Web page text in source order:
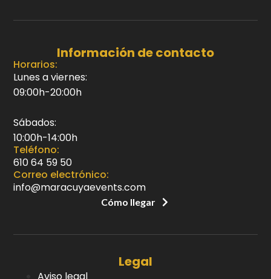
Información de contacto
Horarios:
Lunes a viernes:
09:00h-20:00h
Sábados:
10:00h-14:00h
Teléfono:
610 64 59 50
Correo electrónico:
info@maracuyaevents.com
Cómo llegar
Legal